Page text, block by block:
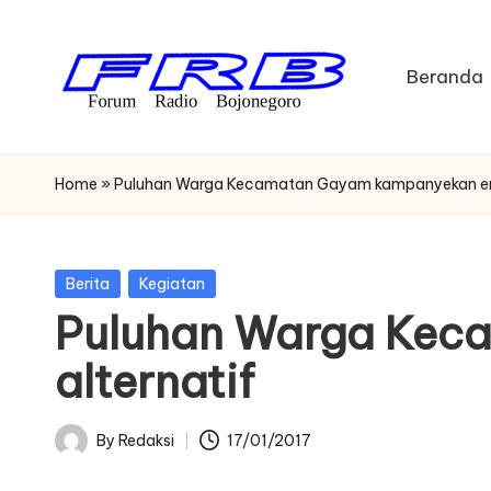
F
o
u
m
R
a
Radio
Bojonegoro
Beranda
Home » Puluhan Warga Kecamatan Gayam kampanyekan
Posted
Berita Kegiatan
Puluhan Warga
alternatif
Posted
By Redaksi 17/01/2017